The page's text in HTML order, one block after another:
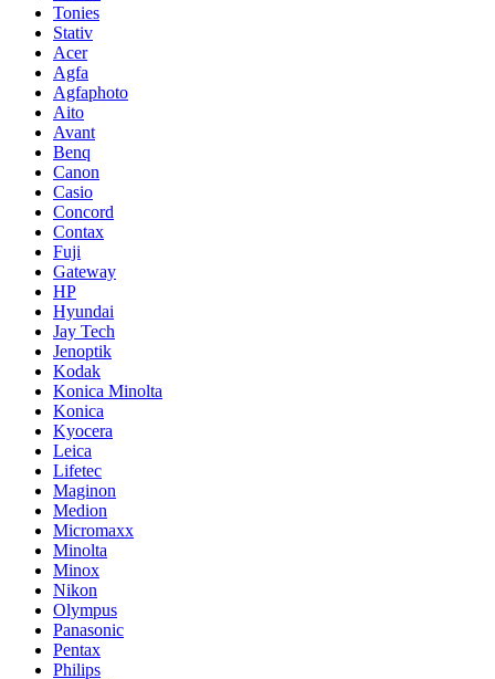
Tonies
Stativ
Acer
Agfa
Agfaphoto
Aito
Avant
Benq
Canon
Casio
Concord
Contax
Fuji
Gateway
HP
Hyundai
Jay Tech
Jenoptik
Kodak
Konica Minolta
Konica
Kyocera
Leica
Lifetec
Maginon
Medion
Micromaxx
Minolta
Minox
Nikon
Olympus
Panasonic
Pentax
Philips